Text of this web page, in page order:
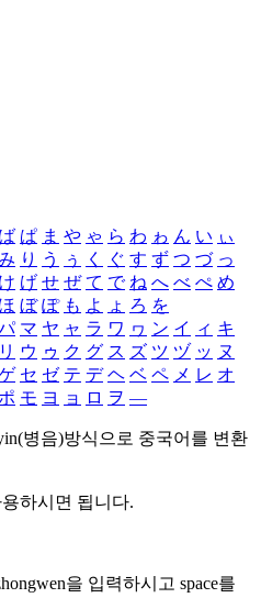
ば ぱ ま や ゃ ら わ ゎ ん い ぃ
り う ぅ く ぐ す ず つ づ っ
け げ せ ぜ て で ね へ べ ぺ め
ほ ぼ ぽ も よ ょ ろ を
マ ヤ ャ ラ ワ ヮ ン イ ィ キ
リ ウ ゥ ク グ ス ズ ツ ヅ ッ ヌ
セ ゼ テ デ ヘ ベ ペ メ レ オ
モ ヨ ョ ロ ヲ ―
병음)방식으로 중국어를 변환
하시면 됩니다.
을 입력하시고 space를